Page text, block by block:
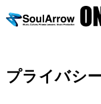
プライバシ